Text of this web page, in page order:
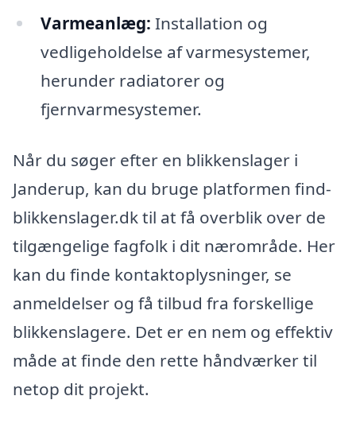
Varmeanlæg: Installation og
vedligeholdelse af varmesystemer,
herunder radiatorer og
fjernvarmesystemer.
Når du søger efter en blikkenslager i
Janderup, kan du bruge platformen find-
blikkenslager.dk til at få overblik over de
tilgængelige fagfolk i dit nærområde. Her
kan du finde kontaktoplysninger, se
anmeldelser og få tilbud fra forskellige
blikkenslagere. Det er en nem og effektiv
måde at finde den rette håndværker til
netop dit projekt.